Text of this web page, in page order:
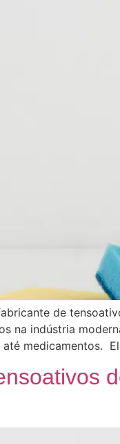
de
na indústria
medicamentos.